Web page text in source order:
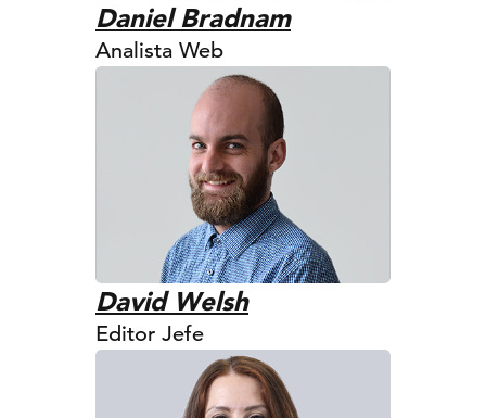
Daniel Bradnam
Analista Web
David Welsh
Editor Jefe